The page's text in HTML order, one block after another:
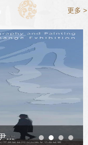
更多 >
展览预告| 艺以载道——2026·甘肃·尹沧海书画艺术交流展